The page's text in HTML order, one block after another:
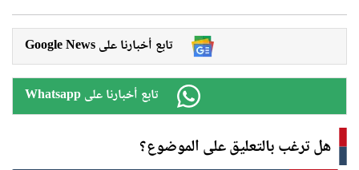
Google News تابع أخبارنا على
Whatsapp تابع أخبارنا على
هل ترغب بالتعليق على الموضوع؟